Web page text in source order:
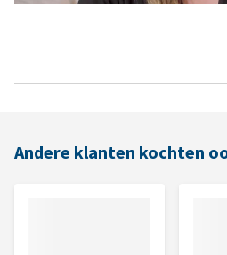
Andere klanten kochten